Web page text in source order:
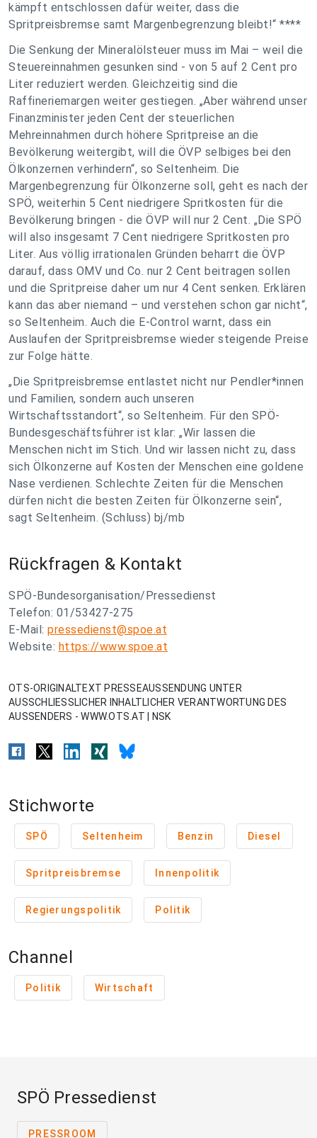
kämpft entschlossen dafür weiter, dass die
Spritpreisbremse samt Margenbegrenzung bleibt!“ ****
Die Senkung der Mineralölsteuer muss im Mai – weil die
Steuereinnahmen gesunken sind - von 5 auf 2 Cent pro
Liter reduziert werden. Gleichzeitig sind die
Raffineriemargen weiter gestiegen. „Aber während unser
Finanzminister jeden Cent der steuerlichen
Mehreinnahmen durch höhere Spritpreise an die
Bevölkerung weitergibt, will die ÖVP selbiges bei den
Ölkonzernen verhindern“, so Seltenheim. Die
Margenbegrenzung für Ölkonzerne soll, geht es nach der
SPÖ, weiterhin 5 Cent niedrigere Spritkosten für die
Bevölkerung bringen - die ÖVP will nur 2 Cent. „Die SPÖ
will also insgesamt 7 Cent niedrigere Spritkosten pro
Liter. Aus völlig irrationalen Gründen beharrt die ÖVP
darauf, dass OMV und Co. nur 2 Cent beitragen sollen
und die Spritpreise daher um nur 4 Cent senken. Erklären
kann das aber niemand – und verstehen schon gar nicht“,
so Seltenheim. Auch die E-Control warnt, dass ein
Auslaufen der Spritpreisbremse wieder steigende Preise
zur Folge hätte.
„Die Spritpreisbremse entlastet nicht nur Pendler*innen
und Familien, sondern auch unseren
Wirtschaftsstandort“, so Seltenheim. Für den SPÖ-
Bundesgeschäftsführer ist klar: „Wir lassen die
Menschen nicht im Stich. Und wir lassen nicht zu, dass
sich Ölkonzerne auf Kosten der Menschen eine goldene
Nase verdienen. Schlechte Zeiten für die Menschen
dürfen nicht die besten Zeiten für Ölkonzerne sein“,
sagt Seltenheim. (Schluss) bj/mb
Rückfragen & Kontakt
SPÖ-Bundesorganisation/Pressedienst
Telefon: 01/53427-275
E-Mail: pressedienst@spoe.at
Website: https://www.spoe.at
OTS-ORIGINALTEXT PRESSEAUSSENDUNG UNTER
AUSSCHLIESSLICHER INHALTLICHER VERANTWORTUNG DES
AUSSENDERS - WWW.OTS.AT | NSK
Stichworte
SPÖ Seltenheim Benzin Diesel
Spritpreisbremse Innenpolitik
Regierungspolitik Politik
Channel
Politik Wirtschaft
SPÖ Pressedienst
PRESSROOM